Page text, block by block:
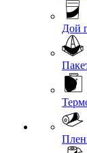
Дой